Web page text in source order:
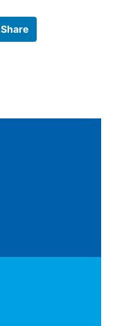
Share